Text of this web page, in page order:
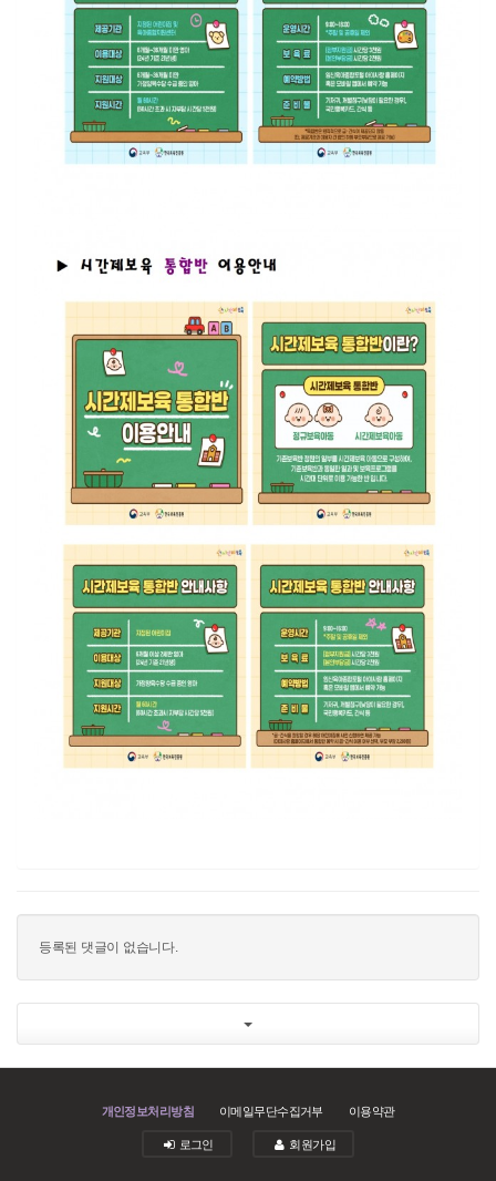
등록된 댓글이 없습니다.
개인정보처리방침 이메일무단수집거부 이용약관
로그인 회원가입